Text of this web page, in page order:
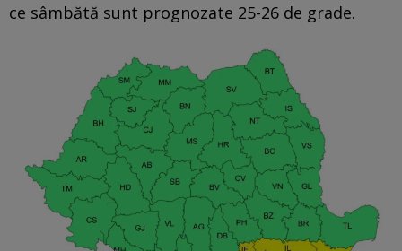
ce sâmbătă sunt prognozate 25-26 de grade.